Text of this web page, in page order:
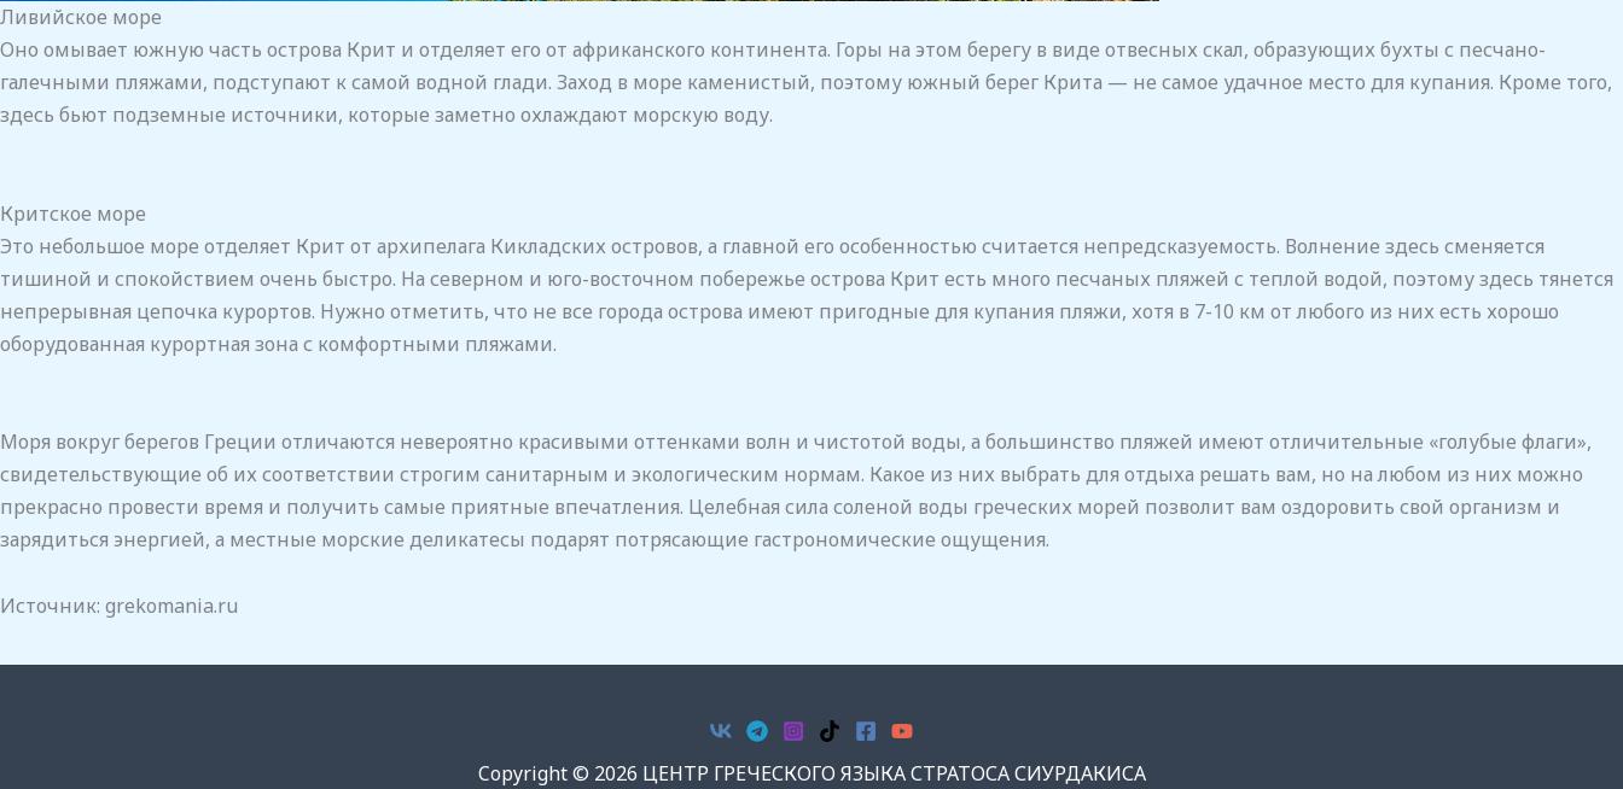
Ливийское море
Оно омывает южную часть острова Крит и отделяет его от африканского континента. Горы на этом берегу в виде отвесных скал, образующих бухты с песчано-
галечными пляжами, подступают к самой водной глади. Заход в море каменистый, поэтому южный берег Крита — не самое удачное место для купания. Кроме того,
здесь бьют подземные источники, которые заметно охлаждают морскую воду.
Критское море
Это небольшое море отделяет Крит от архипелага Кикладских островов, а главной его особенностью считается непредсказуемость. Волнение здесь сменяется
тишиной и спокойствием очень быстро. На северном и юго-восточном побережье острова Крит есть много песчаных пляжей с теплой водой, поэтому здесь тянется
непрерывная цепочка курортов. Нужно отметить, что не все города острова имеют пригодные для купания пляжи, хотя в 7-10 км от любого из них есть хорошо
оборудованная курортная зона с комфортными пляжами.
Моря вокруг берегов Греции отличаются невероятно красивыми оттенками волн и чистотой воды, а большинство пляжей имеют отличительные «голубые флаги»,
свидетельствующие об их соответствии строгим санитарным и экологическим нормам. Какое из них выбрать для отдыха решать вам, но на любом из них можно
прекрасно провести время и получить самые приятные впечатления. Целебная сила соленой воды греческих морей позволит вам оздоровить свой организм и
зарядиться энергией, а местные морские деликатесы подарят потрясающие гастрономические ощущения.
Источник: grekomania.ru
Copyright © 2026 ЦЕНТР ГРЕЧЕСКОГО ЯЗЫКА СТРАТОСА СИУРДАКИСА